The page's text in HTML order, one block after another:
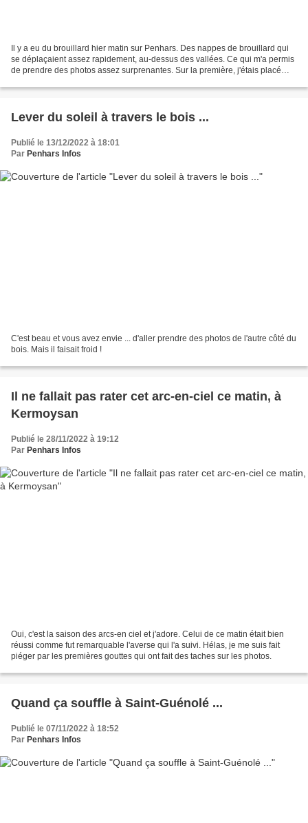
Il y a eu du brouillard hier matin sur Penhars. Des nappes de brouillard qui
se déplaçaient assez rapidement, au-dessus des vallées. Ce qui m'a permis
de prendre des photos assez surprenantes. Sur la première, j'étais placé
Lever du soleil à travers le bois ...
Publié le 13/12/2022 à 18:01
Par Penhars Infos
C'est beau et vous avez envie ... d'aller prendre des photos de l'autre côté du
bois. Mais il faisait froid !
Il ne fallait pas rater cet arc-en-ciel ce matin, à
Kermoysan
Publié le 28/11/2022 à 19:12
Par Penhars Infos
Oui, c'est la saison des arcs-en ciel et j'adore. Celui de ce matin était bien
réussi comme fut remarquable l'averse qui l'a suivi. Hélas, je me suis fait
piéger par les premières gouttes qui ont fait des taches sur les photos.
Quand ça souffle à Saint-Guénolé ...
Publié le 07/11/2022 à 18:52
Par Penhars Infos